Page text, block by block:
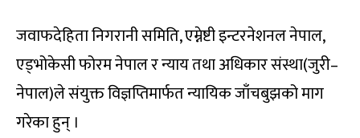
जवाफदेहिता निगरानी समिति, एम्नेष्टी इन्टरनेशनल नेपाल,
एड्भोकेसी फोरम नेपाल र न्याय तथा अधिकार संस्था(जुरी–
नेपाल)ले संयुक्त विज्ञप्तिमार्फत न्यायिक जाँचबुझको माग
गरेका हुन् ।